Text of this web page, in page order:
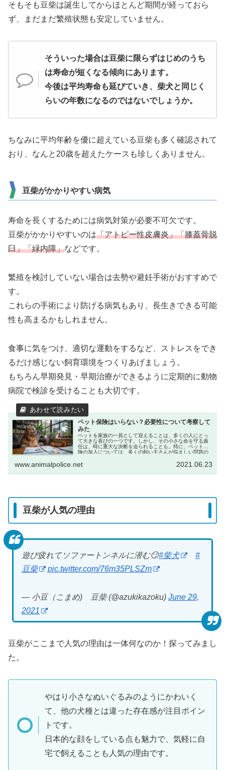
そもそも豆柴は誕生してからほとんど期間が経っておら
ず、まだまだ繁殖状態も安定していません。
そういった場合は豆柴に限らずはじめのうち
は寿命が短くなる傾向にあります。
今後は平均寿命も延びていき、柴犬と同じく
らいの年数になるのではないでしょうか。
ちなみに平均年齢を優に超えている豆柴も多く確認されて
おり、なんと20歳を超えたケースも珍しくありません。
豆柴がかかりやすい病気
寿命を長くするためには病気対策が必要不可欠です。
豆柴がかかりやすいのは「アトピー性皮膚炎」「膝蓋骨脱
臼」「緑内障」などです。
繁殖を検討していない場合は去勢や避妊手術がおすすめで
す。
これらの手術により防げる病気もあり、長生きできる可能
性も高まるかもしれません。
食事に気をつけ、適切な運動をするなど、ストレスをでき
るだけ感じない飼育環境をつくりあげましょう。
もちろん早期発見・早期治療ができるように定期的に動物
病院で検診を受けることも大切です。
ペット保険はいらない？必要性について考察して
みた
ペットを家族の一員として迎えることは、多くの人にとっ
て大きな喜びの一つです。しかし、その小さな命を守る責
任は、時に重大な決断を迫られることも。特に、ペット保
険の加入については、多くの飼い主さんが悩ましい問題の
www.animalpolice.net 2021.06.23
豆柴が人気の理由
遊び疲れてソファートンネルに潜む😏#柴犬
#
豆柴
pic.twitter.com/76m35PLSZm
— 小豆（こまめ) 豆柴 (@azukikazoku) June 29,
2021
豆柴がここまで人気の理由は一体何なのか！探ってみまし
た。
やはり小さなぬいぐるみのようにかわいく
て、他の犬種とは違った存在感が注目ポイン
トです。
日本的な顔をしている点も魅力で、気軽に自
宅で飼えることも人気の理由です。